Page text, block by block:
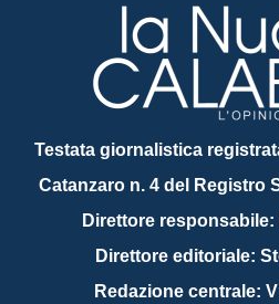
Testata giornalistica
Catanzaro n. 4 del Registro
Direttore
Direttore editoriale:
Redazione centrale: